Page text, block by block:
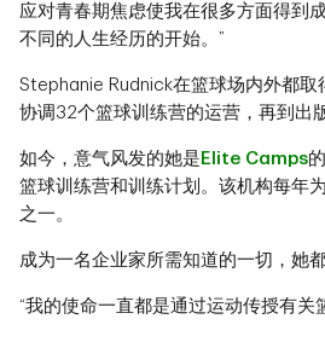
应对青春期焦虑使我在很多方面得到
不同的人生经历的开始。”
Stephanie Rudnick在篮球场内外都
协调32个篮球训练营的运营，再到出
如今，意气风发的她是 Elite Camps
篮球训练营和训练计划。该机构每年
之一。
成为一名企业家所需知道的一切，她
“我的使命一直都是通过运动传授有关